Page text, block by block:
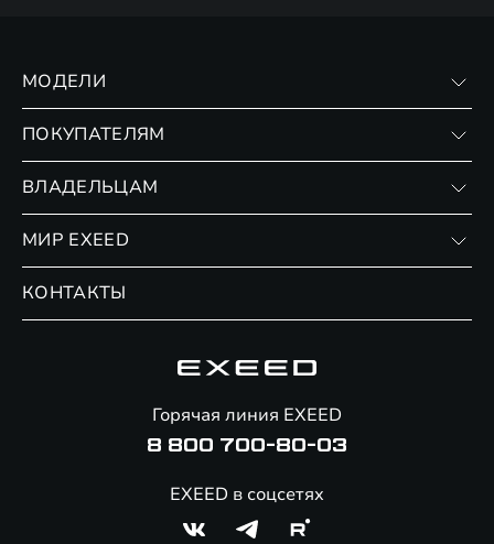
МОДЕЛИ
ПОКУПАТЕЛЯМ
Страхование
ВЛАДЕЛЬЦАМ
Сервис
Помощь на дорогах
Специальные предложения
МИР EXEED
КОНТАКТЫ
Горячая линия EXEED
8 800 700-80-03
EXEED в соцсетях